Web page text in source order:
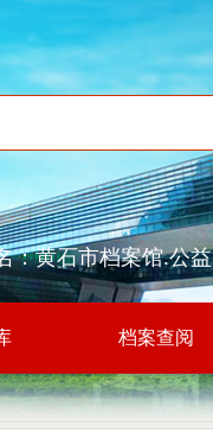
：黄石市档案馆.公益
档案查阅